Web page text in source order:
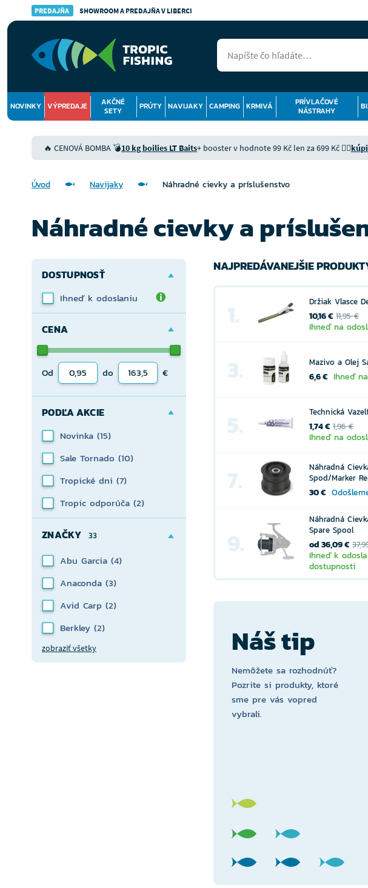
PREDAJŇA SHOWROOM A PREDAJŇA V LIBERCI
NOVINKY VÝPREDAJE
AKČNÉ
SETY
PRÚTY NAVIJAKY CAMPING KRMIVÁ
PRÍVLAČOVÉ
NÁSTRAHY
🔥 CENOVÁ BOMBA 💣10 kg boilies LT Baits+ booster v hodnote 99 Kč len za 699 Kč 👉🏻
Úvod Navijaky Náhradné cievky a príslušenstvo
Náhradné cievky a
DOSTUPNOSŤ
Ihneď k odoslaniu
CENA
Od do €
PODĽA AKCIE
Novinka (15)
Sale Tornado (10)
Tropické dni (7)
Tropic odporúča (2)
ZNAČKY 33
Abu Garcia (4)
Anaconda (3)
Avid Carp (2)
Berkley (2)
zobraziť všetky
NAJPREDÁVANEJŠIE
1. Držiak Vlasce
10,16 € 11,95 €
Ihneď na
3. Mazivo a Olej
6,6 € Ihneď
5. Technická
1,74 € 1,96 €
Ihneď na
7.
Náhradná
Spod/Marker
30 €
9.
Náhradná
Spare Spool
od 36,09 €
Ihneď k
dostupnosti
Náš tip
Nemôžete sa rozhodnúť?
Pozrite si produkty, ktoré
sme pre vás vopred
vybrali.